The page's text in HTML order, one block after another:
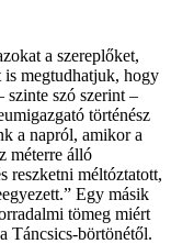
a szereplőket,
is megtudhatjuk, hogy
szinte szó szerint –
történész
a napról, amikor a
méterre álló
reszketni méltóztatott,
Egy másik
tömeg miért
Táncsics-börtönétől.